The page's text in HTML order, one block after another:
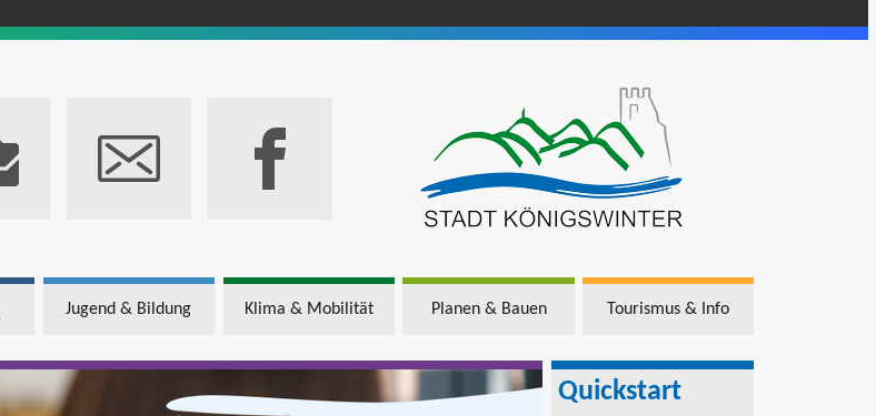
Jugend & Bildung Klima & Mobilität Planen & Bauen Tourismus & Info
Quickstart